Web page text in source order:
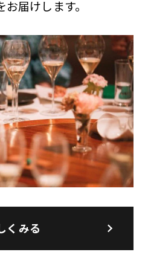
届けします。
くみる